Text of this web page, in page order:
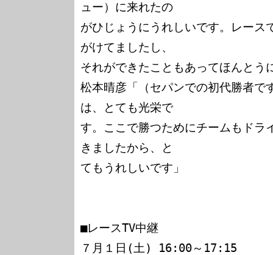
ュー）に来れたの
がひじょうにうれしいです。レース
がけてましたし、
それができたこともあってほんとう
松本晴彦「（セパンでの初代勝者で
は、とても光栄で
す。ここで勝つためにチームもドラ
きましたから、と
てもうれしいです」
■レースTV中継
７月１日(土) 16:00～17:15